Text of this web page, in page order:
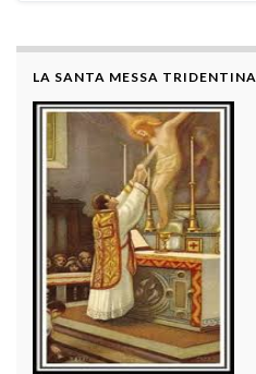
LA SANTA MESSA TRIDENTINA